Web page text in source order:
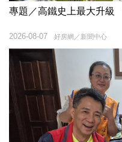
專題／高鐵史上最大升
好房網／新聞中心
2026-08-07